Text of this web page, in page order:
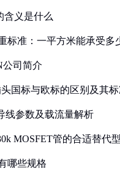
含义是什么
标准：一平方米能承受多
公司简介
头国标与欧标的区别及其
线参数及载流量解析
MOSFET管的合适替代
哪些规格